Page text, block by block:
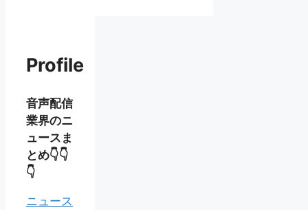
Profile
音声配信
業界のニ
ュースま
とめ👇👇
👇
ニュース